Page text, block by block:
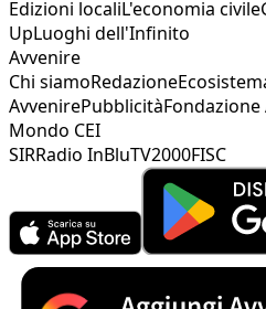
Edizioni localiL'economia civile
UpLuoghi dell'Infinito
Avvenire
Chi siamoRedazione
AvvenirePubblicitàFondazione
Mondo CEI
SIRRadio InBluTV2000FISC